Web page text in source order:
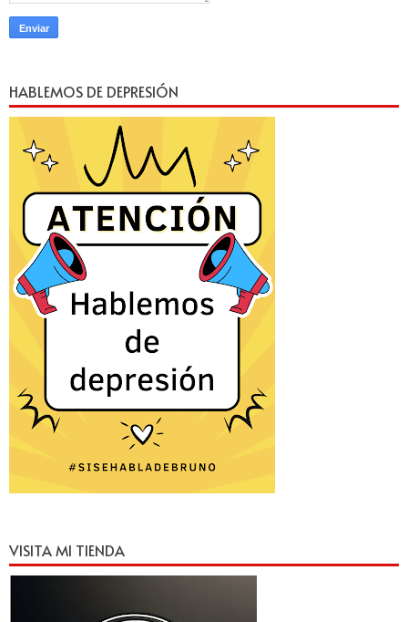
HABLEMOS DE DEPRESIÓN
VISITA MI TIENDA